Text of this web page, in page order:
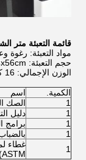
قائمة التعبئة متر
مواد التعبئة: رغوة
حجم التعبئة: 70x34x56cm
الوزن الإجمالي: 16 كلغ
الكمية. اسم
1
الصك
1
دليل
1
برامج
1
1
غطاء
ASTM)